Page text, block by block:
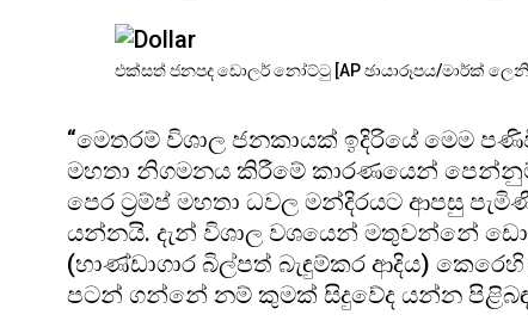
එක්සත් ජනපද ඩොලර් නෝට්ටු [AP ඡායාරූපය/මාර්ක්
“මෙතරම් විශාල ජනකායක් ඉදිරියේ මෙම
මහතා නිගමනය කිරීමේ කාරණයෙන්
පෙර ට්‍රම්ප් මහතා ධවල මන්දිරයට ආපසු
යන්නයි. දැන් විශාල වශයෙන් මතුවන්නේ
(භාණ්ඩාගාර බිල්පත් බැඳුම්කර ආදිය)
පටන් ගන්නේ නම් කුමක් සිදුවේද යන්න පිළිබඳ